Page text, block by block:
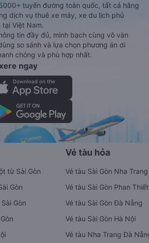
tuyến đường toàn quốc, tất cả hãng
dịch vụ thuê xe máy, xe du lịch phủ
Việt Nam.
tin đầy đủ, minh bạch cùng vô vàn
so sánh và lựa chọn phương án di
chóng và phù hợp nhất.
ngay
từ Sài Gòn
Gòn
Gòn
Vé tàu hỏa
Vé tàu Sài Gòn Nha Trang
Vé tàu Sài Gòn Phan Thiết
Vé tàu Sài Gòn Đà Nẵng
Vé tàu Sài Gòn Hà Nội
Vé tàu Nha Trang Đà